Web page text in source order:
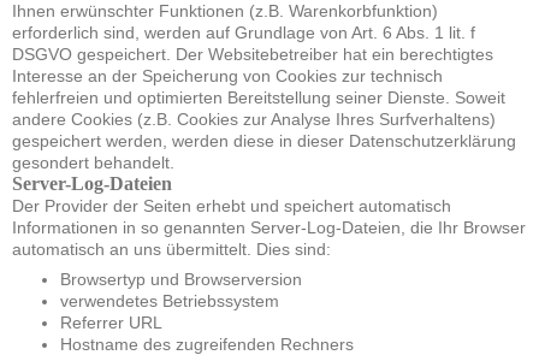
Ihnen erwünschter Funktionen (z.B. Warenkorbfunktion)
erforderlich sind, werden auf Grundlage von Art. 6 Abs. 1 lit. f
DSGVO gespeichert. Der Websitebetreiber hat ein berechtigtes
Interesse an der Speicherung von Cookies zur technisch
fehlerfreien und optimierten Bereitstellung seiner Dienste. Soweit
andere Cookies (z.B. Cookies zur Analyse Ihres Surfverhaltens)
gespeichert werden, werden diese in dieser Datenschutzerklärung
gesondert behandelt.
Server-Log-Dateien
Der Provider der Seiten erhebt und speichert automatisch
Informationen in so genannten Server-Log-Dateien, die Ihr Browser
automatisch an uns übermittelt. Dies sind:
Browsertyp und Browserversion
verwendetes Betriebssystem
Referrer URL
Hostname des zugreifenden Rechners